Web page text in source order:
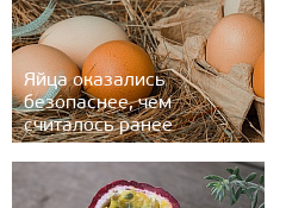
Яйца оказались
безопаснее, чем
считалось ранее